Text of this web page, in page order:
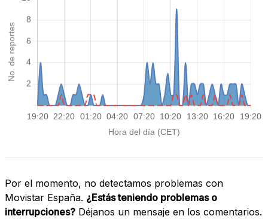
Por el momento, no detectamos problemas con
Movistar España. ¿Estás teniendo problemas o
interrupciones? Déjanos un mensaje en los comentarios.